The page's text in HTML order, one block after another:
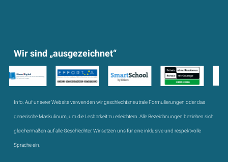
Wir sind „ausgezeichnet“
Info:Auf unserer Website verwenden wir geschlechtsneutrale Formulierungen oder das
generische Maskulinum, um die Lesbarkeit zu erleichtern. Alle Bezeichnungen beziehen sich
gleichermaßen auf alle Geschlechter. Wir setzen uns für eine inklusive und respektvolle
Sprache ein.